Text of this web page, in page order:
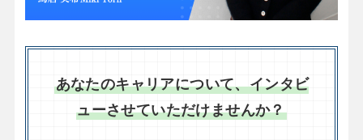
あなたのキャリアについて、インタビ
ューさせていただけませんか？